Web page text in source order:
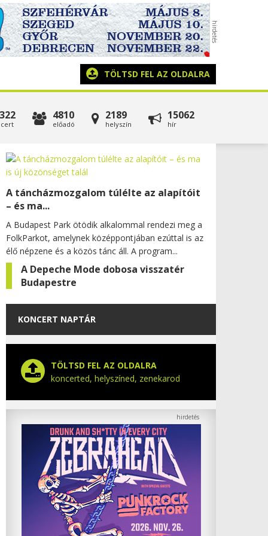
TÖLTSD FEL AZ OLDALRA
4810
előadó
2189
helyszín
15062
hír
A táncházmozgalom túlélte az alapítóit
– és ma...
A Budapest Park ötödik alkalommal rendezi meg a
FolkParkot, amelynek középpontjában ezúttal is az
élő népzene és a közös tánc áll. A program...
A Depeche Mode dobosa visszatér
Budapestre
KONCERT NAPTÁR
TÖLTSD FEL AZ OLDALRA
koncerted, helyszíned, zenekarod